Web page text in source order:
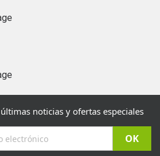
noticias y ofertas especiales